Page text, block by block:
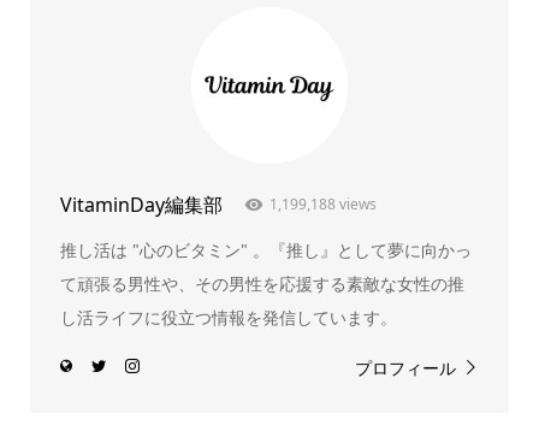
VitaminDay編集部 1,199,188 views
推し活は "心のビタミン" 。『推し』として夢に向かっ
て頑張る男性や、その男性を応援する素敵な女性の推
し活ライフに役立つ情報を発信しています。
プロフィール